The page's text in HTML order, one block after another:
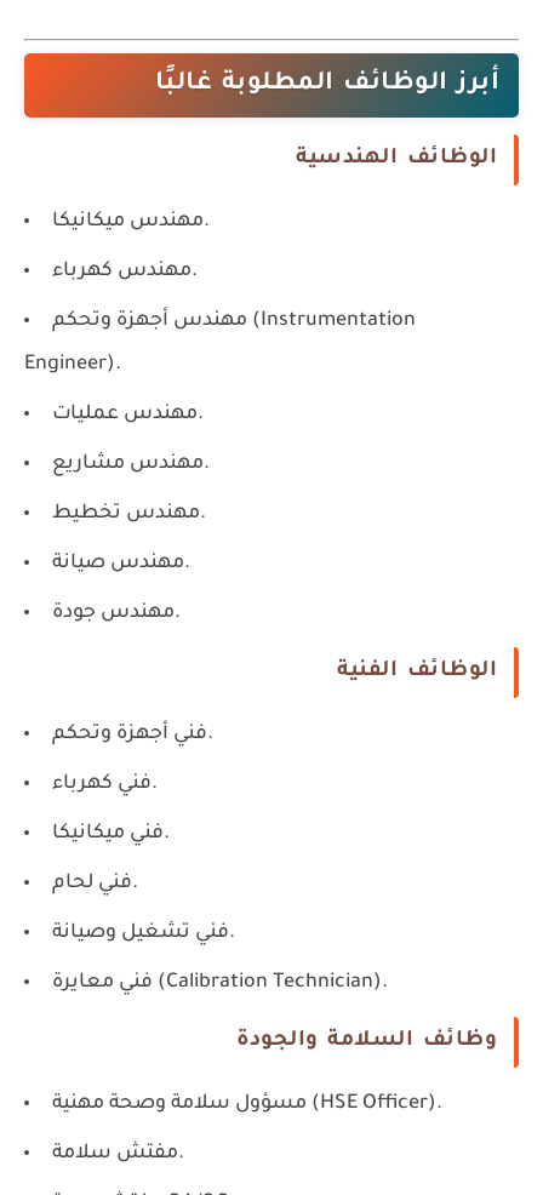
أبرز الوظائف المطلوبة غالبًا
الوظائف الهندسية
مهندس ميكانيكا.
مهندس كهرباء.
مهندس أجهزة وتحكم (Instrumentation
Engineer).
مهندس عمليات.
مهندس مشاريع.
مهندس تخطيط.
مهندس صيانة.
مهندس جودة.
الوظائف الفنية
فني أجهزة وتحكم.
فني كهرباء.
فني ميكانيكا.
فني لحام.
فني تشغيل وصيانة.
فني معايرة (Calibration Technician).
وظائف السلامة والجودة
مسؤول سلامة وصحة مهنية (HSE Officer).
مفتش سلامة.